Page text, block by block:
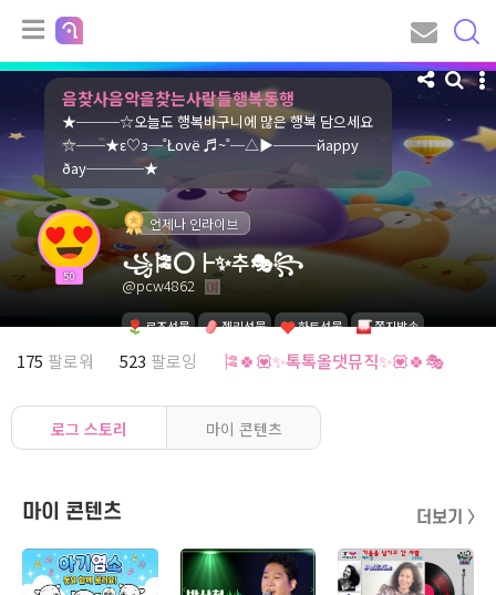
음찾사음악을찾는사람들행복동행
★───☆오늘도 행복바구니에 많은 행복 담으세요
☆──★ε♡з─˚Łοvё ♬~˚─△▶───йaрру
ðaу────★
50
언제나 인라이브
꧁🎏⭕┣✨추🎭꧂
@pcw4862
로즈선물 젤리선물 하트선물 쪽지발송
175 팔로워 523 팔로잉 🎏🍀💟✨톡톡올댓뮤직✨💟🍀🎭
로그 스토리 마이 콘텐츠
마이 콘텐츠 더보기 〉